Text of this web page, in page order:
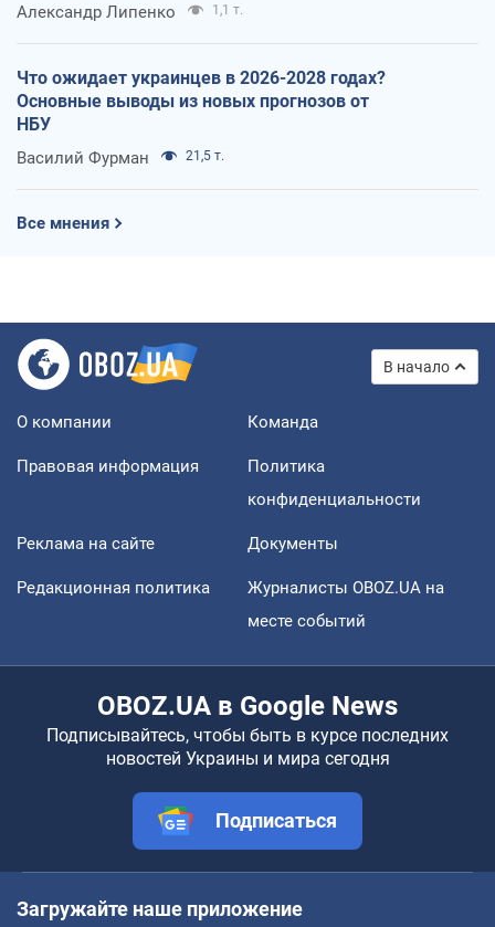
Александр Липенко 1,1 т.
Что ожидает украинцев в 2026-2028 годах?
Основные выводы из новых прогнозов от
НБУ
Василий Фурман 21,5 т.
Все мнения
В начало
О компании Команда
Правовая информация
Политика
конфиденциальности
Реклама на сайте Документы
Редакционная политика
Журналисты OBOZ.UA на
месте событий
OBOZ.UA в Google News
Подписывайтесь, чтобы быть в курсе последних
новостей Украины и мира сегодня
Подписаться
Загружайте наше приложение